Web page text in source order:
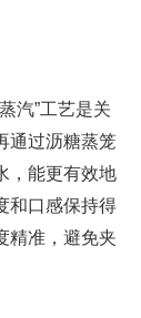
汽”工艺是关
通过沥糖蒸笼
，能更有效地
和口感保持得
精准，避免夹